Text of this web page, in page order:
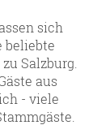
sich
beliebte
Salzburg.
aus
- viele